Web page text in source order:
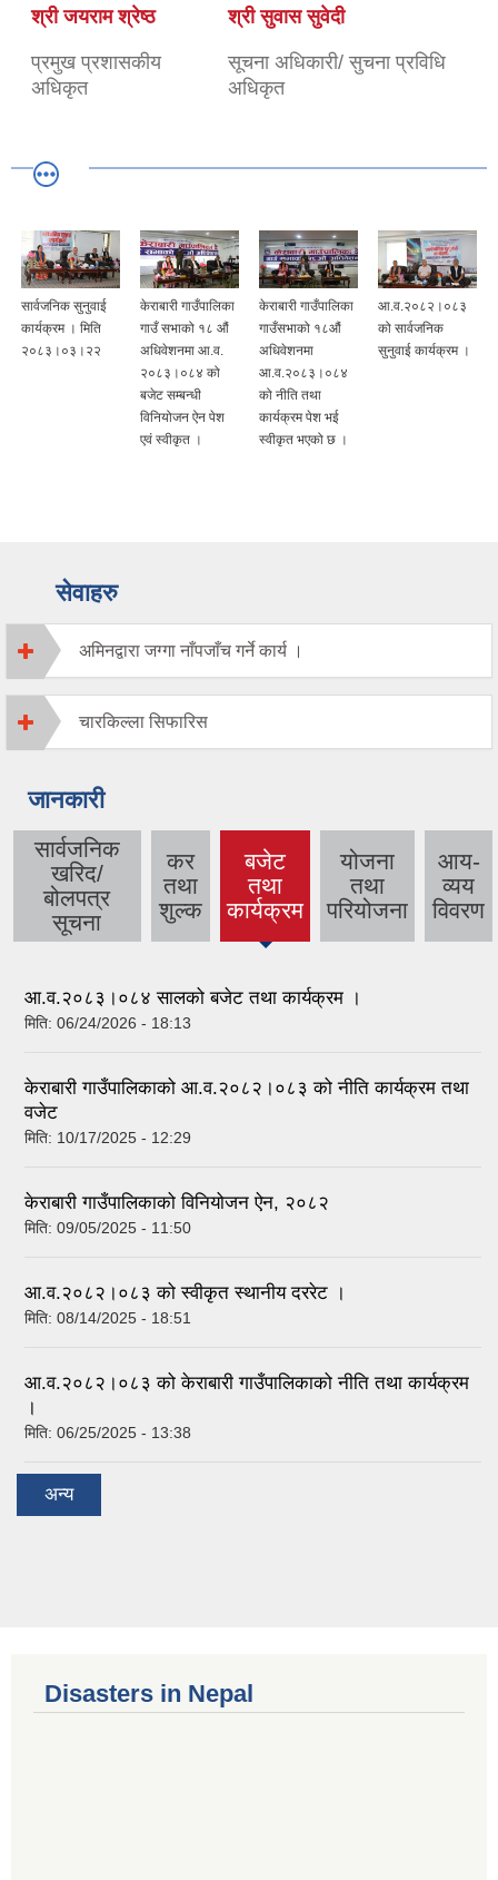
श्री जयराम श्रेष्ठ
प्रमुख प्रशासकीय
अधिकृत
श्री सुवास सुवेदी
सूचना अधिकारी/ सुचना प्रविधि
अधिकृत
सार्वजनिक सुनुवाई
कार्यक्रम । मिति
२०८३।०३।२२
केराबारी गाउँपालिका
गाउँ सभाको १८ औं
अधिवेशनमा आ.व.
२०८३।०८४ को
बजेट सम्बन्धी
विनियोजन ऐन पेश
एवं स्वीकृत ।
केराबारी गाउँपालिका
गाउँसभाको १८औं
अधिवेशनमा
आ.व.२०८३।०८४
को नीति तथा
कार्यक्रम पेश भई
स्वीकृत भएको छ ।
आ.व.२०८२।०८३
को सार्वजनिक
सुनुवाई कार्यक्रम ।
सेवाहरु
अमिनद्वारा जग्गा नाँपजाँच गर्ने कार्य ।
चारकिल्ला सिफारिस
जानकारी
सार्वजनिक
खरिद/
बोलपत्र
सूचना
कर
तथा
शुल्क
बजेट
तथा
कार्यक्रम
(active
tab)
योजना
तथा
परियोजना
आय-
व्यय
विवरण
आ.व.२०८३।०८४ सालको बजेट तथा कार्यक्रम ।
मिति: 06/24/2026 - 18:13
केराबारी गाउँपालिकाको आ.व.२०८२।०८३ को नीति कार्यक्रम तथा
वजेट
मिति: 10/17/2025 - 12:29
केराबारी गाउँपालिकाको विनियोजन ऐन, २०८२
मिति: 09/05/2025 - 11:50
आ.व.२०८२।०८३ को स्वीकृत स्थानीय दररेट ।
मिति: 08/14/2025 - 18:51
आ.व.२०८२।०८३ को केराबारी गाउँपालिकाको नीति तथा कार्यक्रम
।
मिति: 06/25/2025 - 13:38
अन्य
Disasters in Nepal